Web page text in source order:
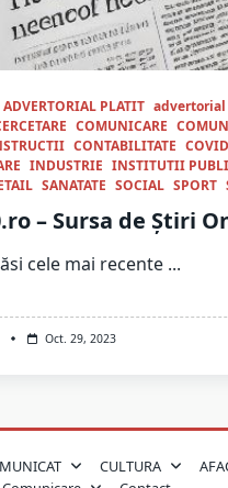
ADVERTORIAL PLATIT advertorial
COMUNICARE
CONTABILITATE COVID
INDUSTRIE INSTITUTII
SANATATE SOCIAL SPORT
– Sursa de Știri
cele mai recente ...
Oct. 29, 2023
CULTURA